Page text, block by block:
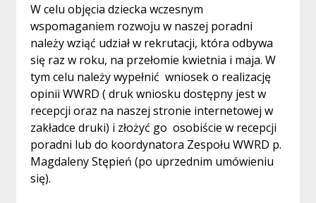
W celu objęcia dziecka wczesnym
wspomaganiem rozwoju w naszej poradni
należy wziąć udział w rekrutacji, która odbywa
się raz w roku, na przełomie kwietnia i maja. W
tym celu należy wypełnić wniosek o realizację
opinii WWRD ( druk wniosku dostępny jest w
recepcji oraz na naszej stronie internetowej w
zakładce druki) i złożyć go osobiście w recepcji
poradni lub do koordynatora Zespołu WWRD p.
Magdaleny Stępień (po uprzednim umówieniu
się).